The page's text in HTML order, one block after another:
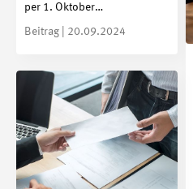
per 1. Oktober…
Beitrag | 20.09.2024